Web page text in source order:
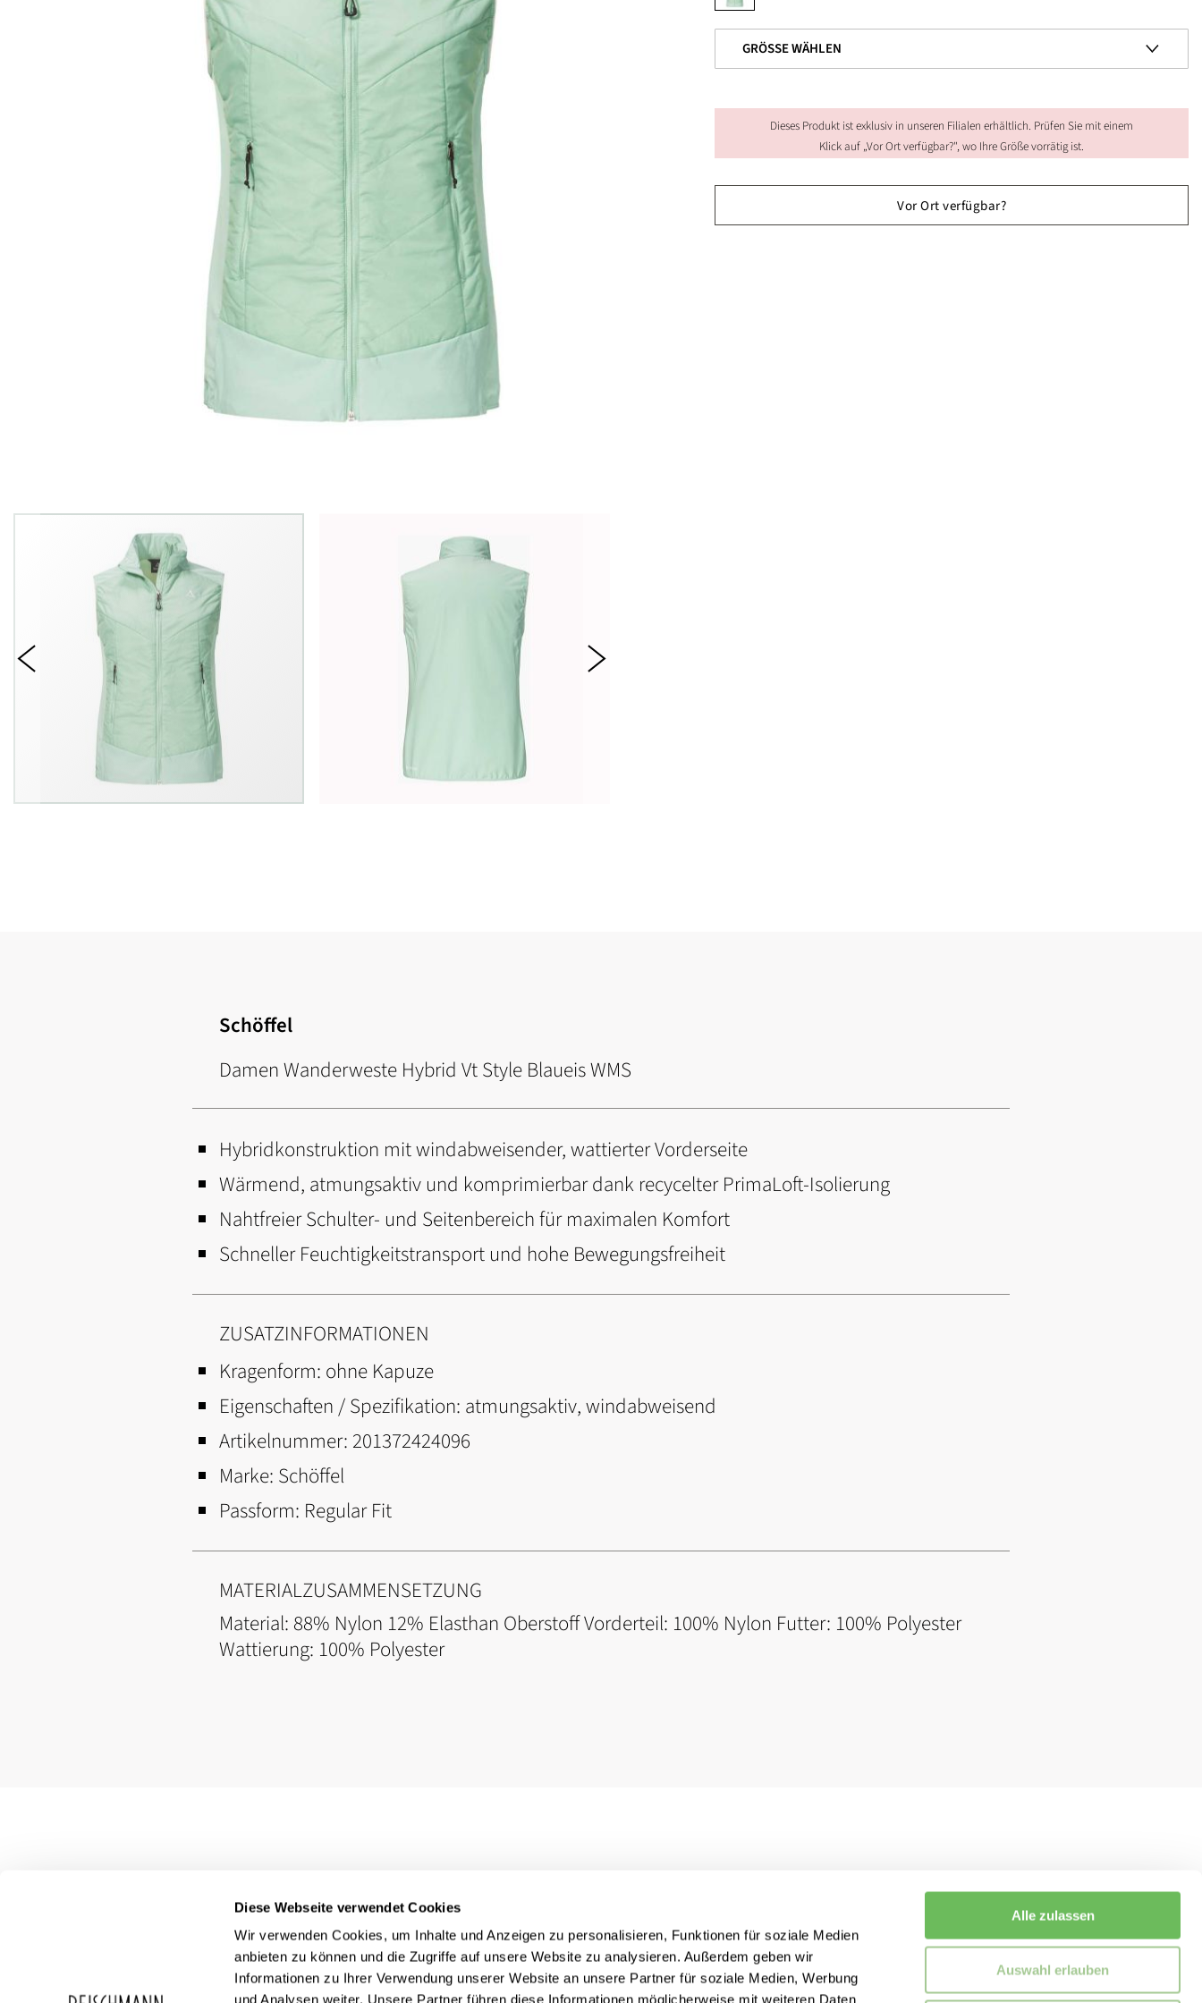
Diese Webseite verwendet Cookies
Wir verwenden Cookies, um Inhalte und Anzeigen zu personalisieren, Funktionen für soziale Medien
anbieten zu können und die Zugriffe auf unsere Website zu analysieren. Außerdem geben wir
Informationen zu Ihrer Verwendung unserer Website an unsere Partner für soziale Medien, Werbung
und Analysen weiter. Unsere Partner führen diese Informationen möglicherweise mit weiteren Daten
Alle zulassen
Auswahl erlauben
Dieses Produkt ist exklusiv in unseren Filialen erhältlich. Prüfen Sie mit einem
Klick auf „Vor Ort verfügbar?", wo Ihre Größe vorrätig ist.
Vor Ort verfügbar?
Schöffel
Damen Wanderweste Hybrid Vt Style Blaueis WMS
Hybridkonstruktion mit windabweisender, wattierter Vorderseite
Wärmend, atmungsaktiv und komprimierbar dank recycelter PrimaLoft-Isolierung
Nahtfreier Schulter- und Seitenbereich für maximalen Komfort
Schneller Feuchtigkeitstransport und hohe Bewegungsfreiheit
ZUSATZINFORMATIONEN
Kragenform: ohne Kapuze
Eigenschaften / Spezifikation: atmungsaktiv, windabweisend
Artikelnummer: 201372424096
Marke: Schöffel
Passform: Regular Fit
MATERIALZUSAMMENSETZUNG
Material: 88% Nylon 12% Elasthan Oberstoff Vorderteil: 100% Nylon Futter: 100% Polyester
Wattierung: 100% Polyester